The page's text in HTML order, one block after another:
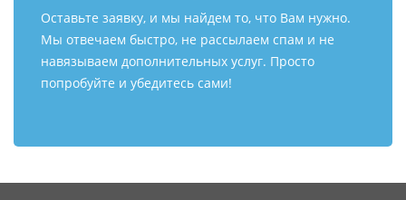
Оставьте заявку, и мы найдем то, что Вам нужно.
Мы отвечаем быстро, не рассылаем спам и не
навязываем дополнительных услуг. Просто
попробуйте и убедитесь сами!